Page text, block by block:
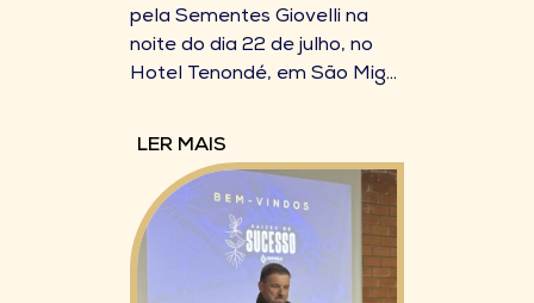
pela Sementes Giovelli na
noite do dia 22 de julho, no
Hotel Tenondé, em São Mig...
LER MAIS